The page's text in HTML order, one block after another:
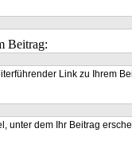
Beitrag:
Link zu Ihrem
unter dem Ihr Beitrag